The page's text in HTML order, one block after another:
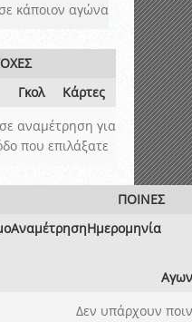
κάποιον αγώνα
Γκολ
Κάρτες
αναμέτρηση για
που επιλάξατε
ΠΟΙΝΕΣ
ΑναμέτρησηΗμερομηνία
Δεν υπάρχουν